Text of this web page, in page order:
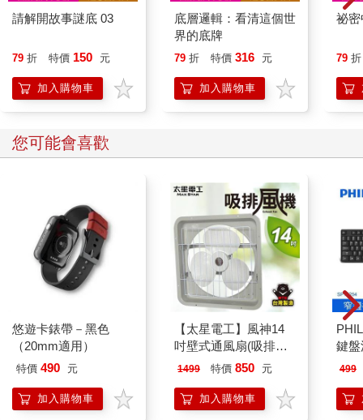
請解開故事謎底 03
79 折 特價 150 元
加入購物車
底層邏輯：看清這個世
界的底牌
79 折 特價 316 元
加入購物車
祕
79 折
您可能會喜歡
悠遊卡錶帶－黑色
（20mm適用）
特價 490 元
加入購物車
【太星電工】風神14
吋壁式通風扇(吸排風
機)
1499 特價 850 元
加入購物車
鍵盤
499